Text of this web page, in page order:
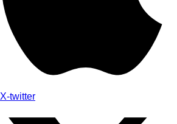
X-twitter